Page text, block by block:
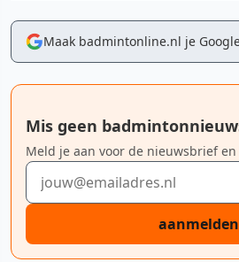
Maak badmintonline.nl je
Mis geen
Meld je aan voor de nieuwsbrief
E-mailadres
aanmelden